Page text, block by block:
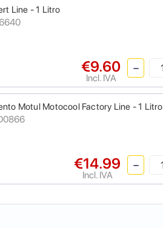
Line - 1 Litro
€9.60
Incl. IVA
Motul Motocool Factory Line - 1 Litro
€14.99
Incl. IVA